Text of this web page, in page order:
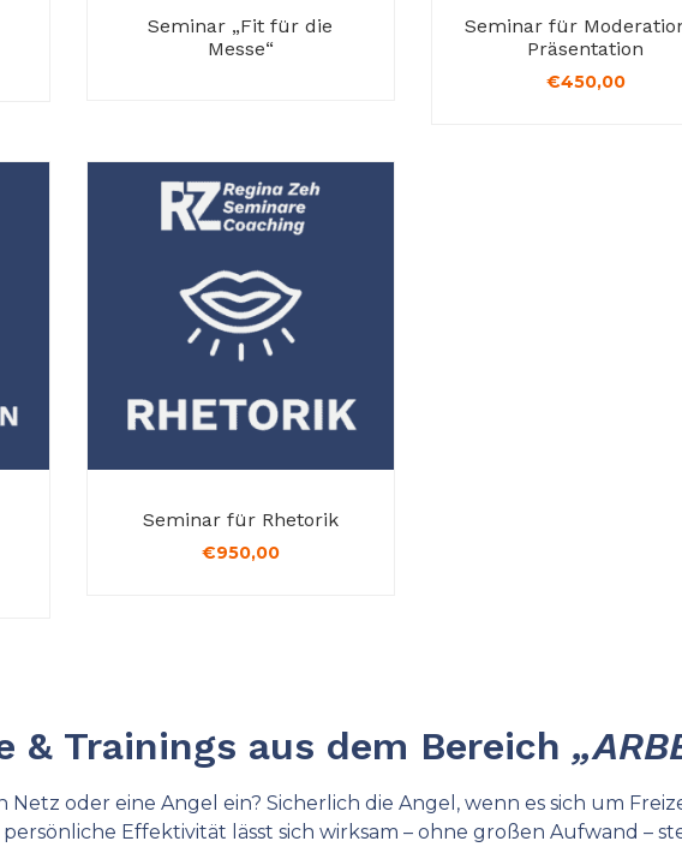
Seminar „Fit für die
Messe“
Seminar für
Präsentation
€450,00
Seminar für Rhetorik
€950,00
& Trainings aus dem Bereich
Netz oder eine Angel ein? Sicherlich die Angel, wenn es sich um
Effektivität lässt sich wirksam – ohne großen Aufwand –